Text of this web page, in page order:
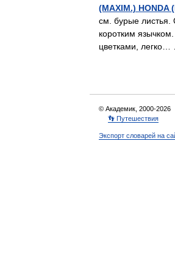
(MAXIM.) HONDA
см. бурые листья.
коротким
цветками,
© Академик, 2000-2026
👣 Путешествия
Экспорт словарей на